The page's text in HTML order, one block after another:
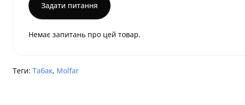
Задати питання
Немає запитань про цей товар.
Теги: Табак, Molfar